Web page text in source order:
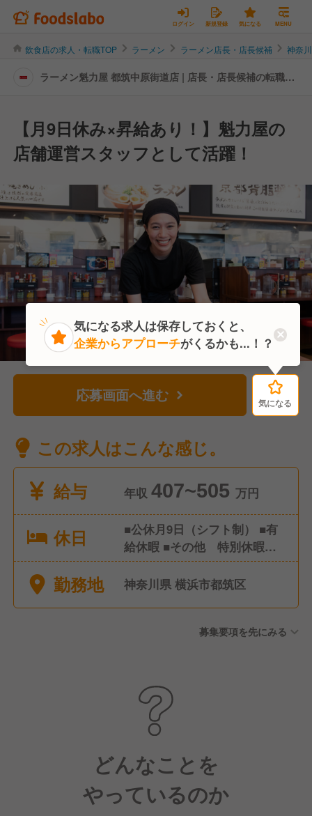
ログイン 新規登録 気になる MENU
飲食店の求人・転職TOP ラーメン ラーメン店長・店長候補 神奈
ラーメン魁力屋 都筑中原街道店 | 店長・店長候補の転職・
【月9日休み×昇給あり！】魁力屋の
店舗運営スタッフとして活躍！
応募画面へ進む 気になる
この求人はこんな感じ。
給与
年収 407~505 万円
休日
■公休月9日（シフト制） ■有
給休暇 ■その他 特別休暇な
ど ※年間休日107日
勤務地 神奈川県 横浜市都筑区
募集要項を先にみる
どんなことを
やっているのか
気になる
気になる求人は保存しておくと、
企業からアプローチがくるかも...！？